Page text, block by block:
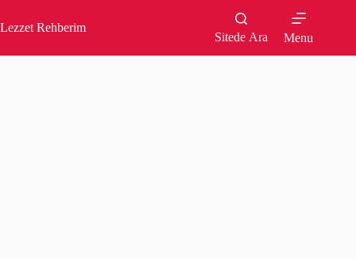
to
content
Lezzet Rehberim
Sitede Ara Menu